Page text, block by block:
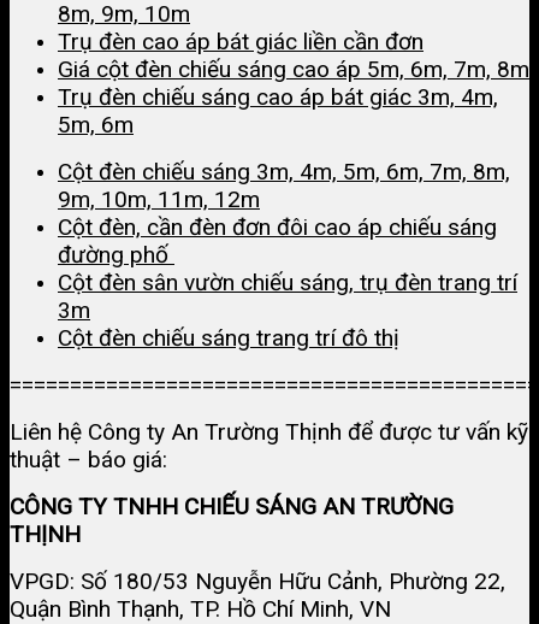
8m, 9m, 10m
Trụ đèn cao áp bát giác liền cần đơn
Giá cột đèn chiếu sáng cao áp 5m, 6m, 7m, 8m
Trụ đèn chiếu sáng cao áp bát giác 3m, 4m,
5m, 6m
Cột đèn chiếu sáng 3m, 4m, 5m, 6m, 7m, 8m,
9m, 10m, 11m, 12m
Cột đèn, cần đèn đơn đôi cao áp chiếu sáng
đường phố
Cột đèn sân vườn chiếu sáng, trụ đèn trang trí
3m
Cột đèn chiếu sáng trang trí đô thị
Liên hệ Công ty An Trường Thịnh để được tư vấn kỹ
thuật – báo giá:
CÔNG TY TNHH CHIẾU SÁNG AN TRƯỜNG
THỊNH
VPGD: Số 180/53 Nguyễn Hữu Cảnh, Phường 22,
Quận Bình Thạnh, TP. Hồ Chí Minh, VN